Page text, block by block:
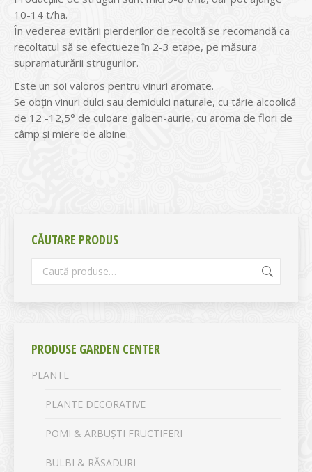
10-14 t/ha.
În vederea evitării pierderilor de recoltă se recomandă ca
recoltatul să se efectueze în 2-3 etape, pe măsura
supramaturării strugurilor.
Este un soi valoros pentru vinuri aromate.
Se obţin vinuri dulci sau demidulci naturale, cu tărie alcoolică
de 12 -12,5° de culoare galben-aurie, cu aroma de flori de
câmp şi miere de albine.
CĂUTARE PRODUS
PRODUSE GARDEN CENTER
PLANTE
PLANTE DECORATIVE
POMI & ARBUȘTI FRUCTIFERI
BULBI & RĂSADURI